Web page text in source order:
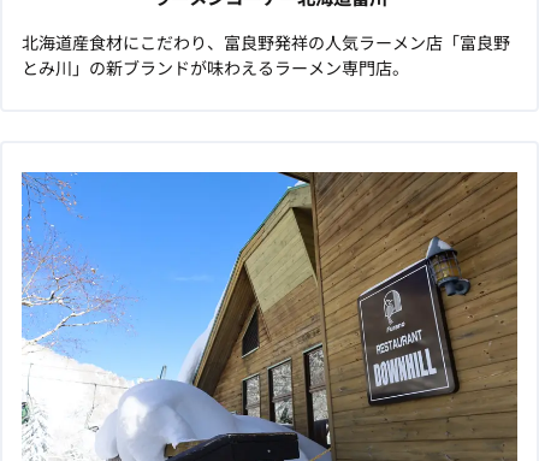
北海道産食材にこだわり、富良野発祥の人気ラーメン店「富良野
とみ川」の新ブランドが味わえるラーメン専門店。